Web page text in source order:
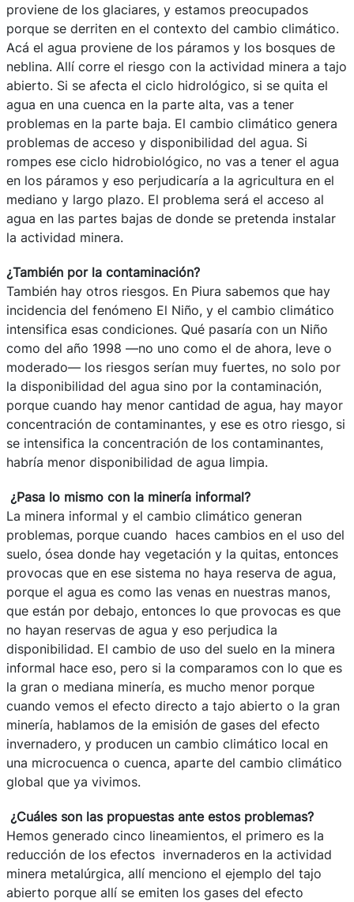
proviene de los glaciares, y estamos preocupados
porque se derriten en el contexto del cambio climático.
Acá el agua proviene de los páramos y los bosques de
neblina. Allí corre el riesgo con la actividad minera a tajo
abierto. Si se afecta el ciclo hidrológico, si se quita el
agua en una cuenca en la parte alta, vas a tener
problemas en la parte baja. El cambio climático genera
problemas de acceso y disponibilidad del agua. Si
rompes ese ciclo hidrobiológico, no vas a tener el agua
en los páramos y eso perjudicaría a la agricultura en el
mediano y largo plazo. El problema será el acceso al
agua en las partes bajas de donde se pretenda instalar
la actividad minera.
¿También por la contaminación?
También hay otros riesgos. En Piura sabemos que hay
incidencia del fenómeno El Niño, y el cambio climático
intensifica esas condiciones. Qué pasaría con un Niño
como del año 1998 —no uno como el de ahora, leve o
moderado— los riesgos serían muy fuertes, no solo por
la disponibilidad del agua sino por la contaminación,
porque cuando hay menor cantidad de agua, hay mayor
concentración de contaminantes, y ese es otro riesgo, si
se intensifica la concentración de los contaminantes,
habría menor disponibilidad de agua limpia.
¿Pasa lo mismo con la minería informal?
La minera informal y el cambio climático generan
problemas, porque cuando haces cambios en el uso del
suelo, ósea donde hay vegetación y la quitas, entonces
provocas que en ese sistema no haya reserva de agua,
porque el agua es como las venas en nuestras manos,
que están por debajo, entonces lo que provocas es que
no hayan reservas de agua y eso perjudica la
disponibilidad. El cambio de uso del suelo en la minera
informal hace eso, pero si la comparamos con lo que es
la gran o mediana minería, es mucho menor porque
cuando vemos el efecto directo a tajo abierto o la gran
minería, hablamos de la emisión de gases del efecto
invernadero, y producen un cambio climático local en
una microcuenca o cuenca, aparte del cambio climático
global que ya vivimos.
¿Cuáles son las propuestas ante estos problemas?
Hemos generado cinco lineamientos, el primero es la
reducción de los efectos invernaderos en la actividad
minera metalúrgica, allí menciono el ejemplo del tajo
abierto porque allí se emiten los gases del efecto